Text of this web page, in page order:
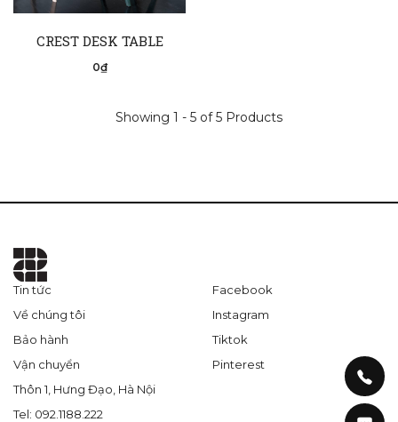
CREST DESK TABLE
0₫
Showing 1 - 5 of 5 Products
Tin tức
Về chúng tôi
Bảo hành
Vận chuyển
Facebook
Instagram
Tiktok
Pinterest
Thôn 1, Hưng Đạo, Hà Nội
Tel: 092.1188.222